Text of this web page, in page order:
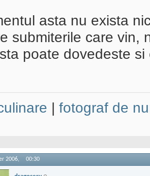
asta nu exista
submiterile care vin,
poate dovedeste
| fotograf de
2006, 00:30